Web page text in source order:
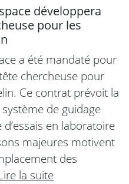
développera
pour les
a été mandaté pour
chercheuse pour
Ce contrat prévoit la
de guidage
en laboratoire
majeures motivent
des
la suite